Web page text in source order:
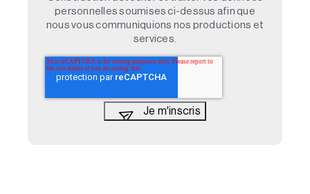
personnelles soumises ci-dessus afin que
nous vous communiquions nos productions et
services.